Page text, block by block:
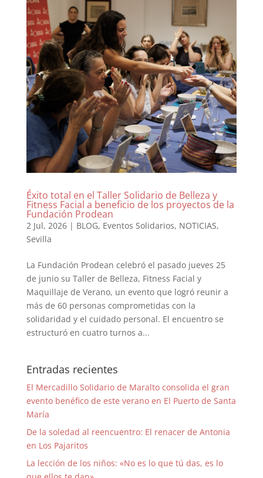
Éxito total en el Taller Solidario de Belleza y
Fitness Facial a beneficio de los proyectos de la
Fundación Prodean
2 Jul, 2026| BLOG, Eventos Solidarios, NOTICIAS,
Sevilla
La Fundación Prodean celebró el pasado jueves 25
de junio su Taller de Belleza, Fitness Facial y
Maquillaje de Verano, un evento que logró reunir a
más de 60 personas comprometidas con la
solidaridad y el cuidado personal. El encuentro se
estructuró en cuatro turnos a...
Entradas recientes
El Mercadillo Solidario de Maralto consolida el gran
evento benéfico de este verano en El Puerto de Santa
María
De la soledad al reencuentro: El renacer de Antonia
en Los Pajaritos
La lección de los niños: «No es lo que tú das, es lo